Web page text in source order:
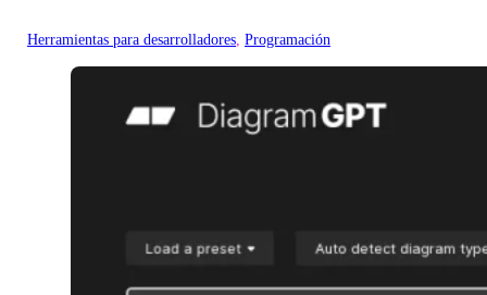
Herramientas para desarrolladores, Programación